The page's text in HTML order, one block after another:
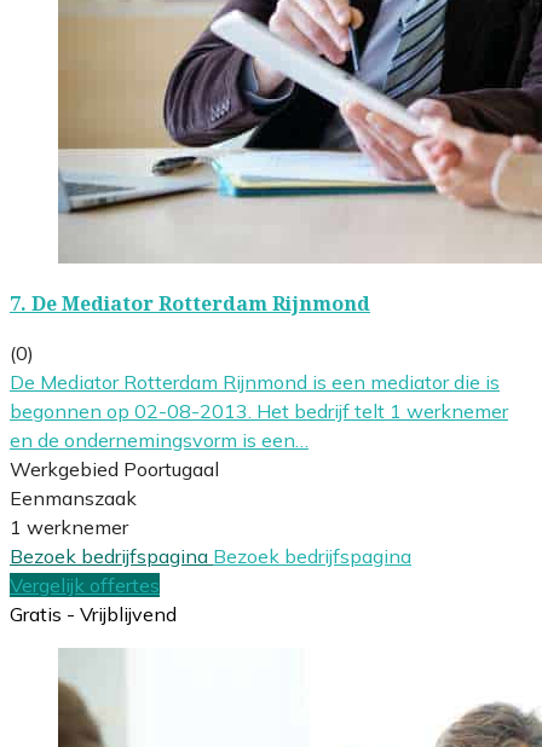
7. De Mediator Rotterdam Rijnmond
(0)
De Mediator Rotterdam Rijnmond is een mediator die is
begonnen op 02-08-2013. Het bedrijf telt 1 werknemer
en de ondernemingsvorm is een…
Werkgebied Poortugaal
Eenmanszaak
1 werknemer
Bezoek bedrijfspagina Bezoek bedrijfspagina
Vergelijk offertes
Gratis - Vrijblijvend